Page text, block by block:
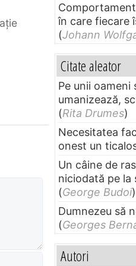
în care fiecare
(Johann
Citate aleator
Pe unii oameni
umanizează,
(Rita Drumes)
Necesitatea
onest un
Un câine de
niciodată pe la
(George Budoi)
Dumnezeu să
(Georges
Autori